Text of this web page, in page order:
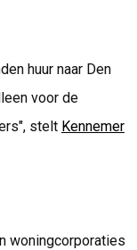
huur naar Den
voor de
stelt Kennemer
woningcorporaties